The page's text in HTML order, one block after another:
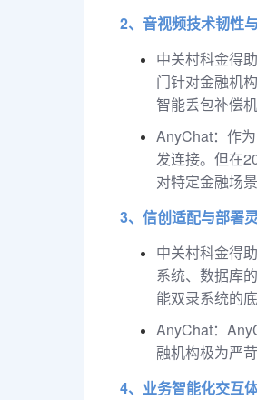
2、音视频技术韧性
中关村科金得
门针对金融机
智能丢包补偿
AnyChat：作
发连接。但在
对特定金融场
3、信创适配与部署
中关村科金得
系统、数据库
能双录系统的
AnyChat：
融机构极为严
4、业务智能化交互